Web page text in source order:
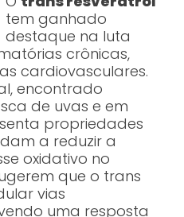
tem ganhado
destaque na luta
crônicas,
cardiovasculares.
encontrado
de uvas e em
propriedades
a reduzir a
oxidativo no
que o trans
vias
uma resposta